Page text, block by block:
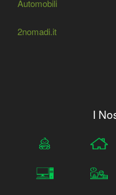
Automobili
2nomadi.it
I